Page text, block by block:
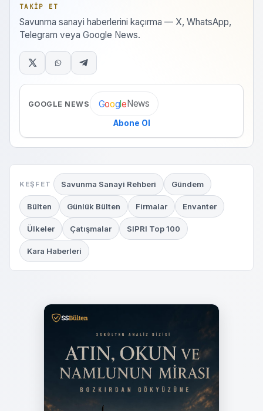
TAKIP ET
Savunma sanayi haberlerini kaçırma — X, WhatsApp,
Telegram veya Google News.
GOOGLE NEWS GoogleNews
Abone Ol
KEŞFET Savunma Sanayi Rehberi Gündem
Bülten Günlük Bülten Firmalar Envanter
Ülkeler Çatışmalar SIPRI Top 100
Kara Haberleri